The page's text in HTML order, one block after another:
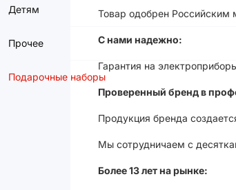
Детям
Прочее
Подарочные наборы
Товар одобрен Российским
С нами надежно:
Гарантия на
Проверенный бренд в
Продукция бренда
Мы сотрудничаем с
Более 13 лет на рынке: